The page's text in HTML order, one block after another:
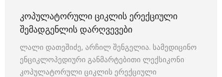
ᲙᲝᲞᲣᲚᲐᲢᲝᲠᲣᲚᲘ ᲪᲘᲙᲚᲘᲡ ᲔᲠᲔᲥᲪᲘᲣᲚᲘ
ᲨᲔᲛᲐᲓᲒᲔᲜᲚᲘᲡ ᲓᲐᲠᲦᲕᲔᲕᲔᲑᲘ
ლალი დათეშიძე, არჩილ შენგელია. სამედიცინო
ენციკლოპედიური განმარტებითი ლექსიკონი
კოპულატორული ციკლის ერექციული